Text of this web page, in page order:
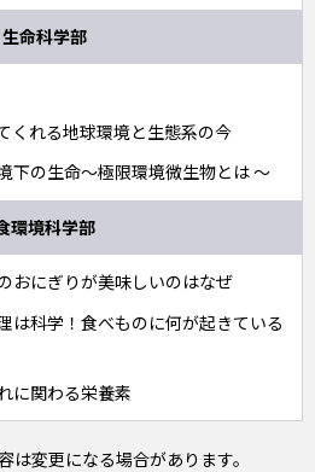
生命科学部
くれる地球環境と生態系の今
下の生命～極限環境微生物とは ～
環境科学部
おにぎりが美味しいのはなぜ
科学！食べものに何が起きている
に関わる栄養素
は変更になる場合があります。